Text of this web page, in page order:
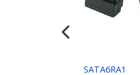
SATA6RA1